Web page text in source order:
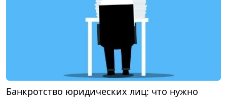
Банкротство юридических лиц: что нужно